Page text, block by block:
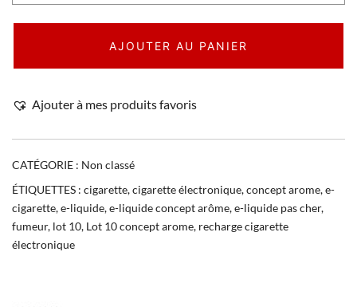
AJOUTER AU PANIER
Ajouter à mes produits favoris
CATÉGORIE : Non classé
ÉTIQUETTES : cigarette,cigarette électronique,concept arome,e-
cigarette,e-liquide,e-liquide concept arôme,e-liquide pas cher,
fumeur, lot 10, Lot 10 concept arome, recharge cigarette
électronique